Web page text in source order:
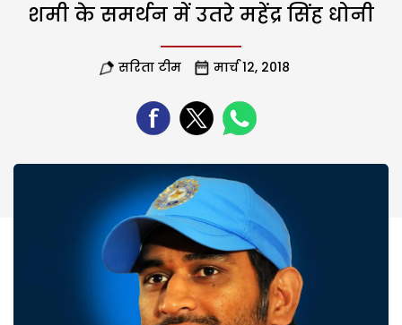
शमी के समर्थन में उतरे महेंद्र सिंह धोनी
सरिता टीम मार्च 12, 2018